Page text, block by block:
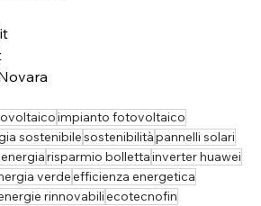
impianto fotovoltaico
sostenibilesostenibilitàpannelli solari
risparmio bollettainverter huawei
verdeefficienza energetica
rinnovabiliecotecnofin